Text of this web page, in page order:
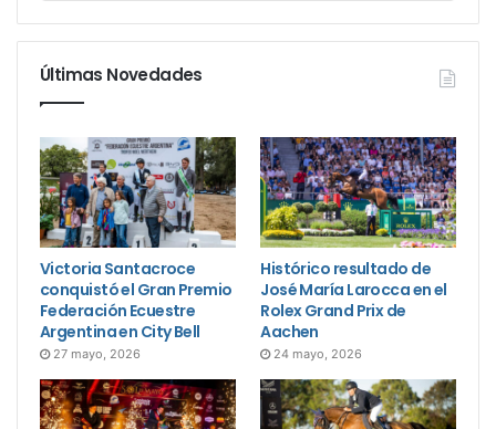
Últimas Novedades
Victoria Santacroce
conquistó el Gran Premio
Federación Ecuestre
Argentina en City Bell
27 mayo, 2026
Histórico resultado de
José María Larocca en el
Rolex Grand Prix de
Aachen
24 mayo, 2026